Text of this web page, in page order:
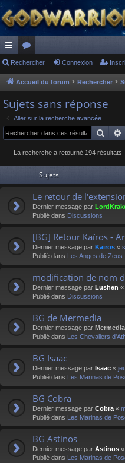
ac
co
ur
ci
s
or
u
s
Rechercher Connexion
Accueil du forum Rechercher
Sujets sans réponse
Aller sur la recherche avancée
La recherche a retourné 194 résultats
Sujets
Le retour de
Dernier message par
Publié dans Discussions
[BG] Retour Kaïros -
Dernier message par Kaïros «
Publié dans Les Anges de Zeus
modification de nom
Dernier message par Lushen «
Publié dans Discussions
BG de Mermedia
Dernier message par Mermedia
Publié dans Les Chevaliers
BG Isaac
Dernier message par Isaac «
Publié dans Les Marinas de
BG Cobra
Dernier message par Cobra «
Publié dans Les Marinas de
BG Astinos
Dernier message par Astinos «
Publié dans Les Marinas de